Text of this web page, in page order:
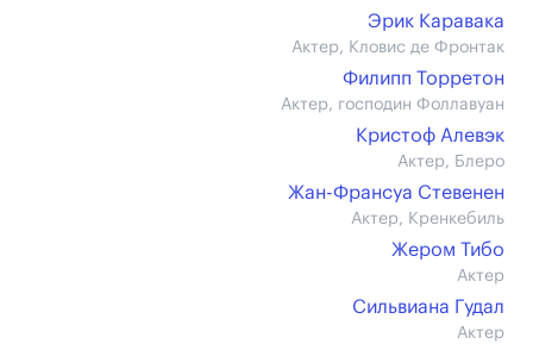
Эрик Каравака
Актер, Кловис де Фронтак
Филипп Торретон
Актер, господин Фоллавуан
Кристоф Алевэк
Актер, Блеро
Жан-Франсуа Стевенен
Актер, Кренкебиль
Жером Тибо
Актер
Сильвиана Гудал
Актер